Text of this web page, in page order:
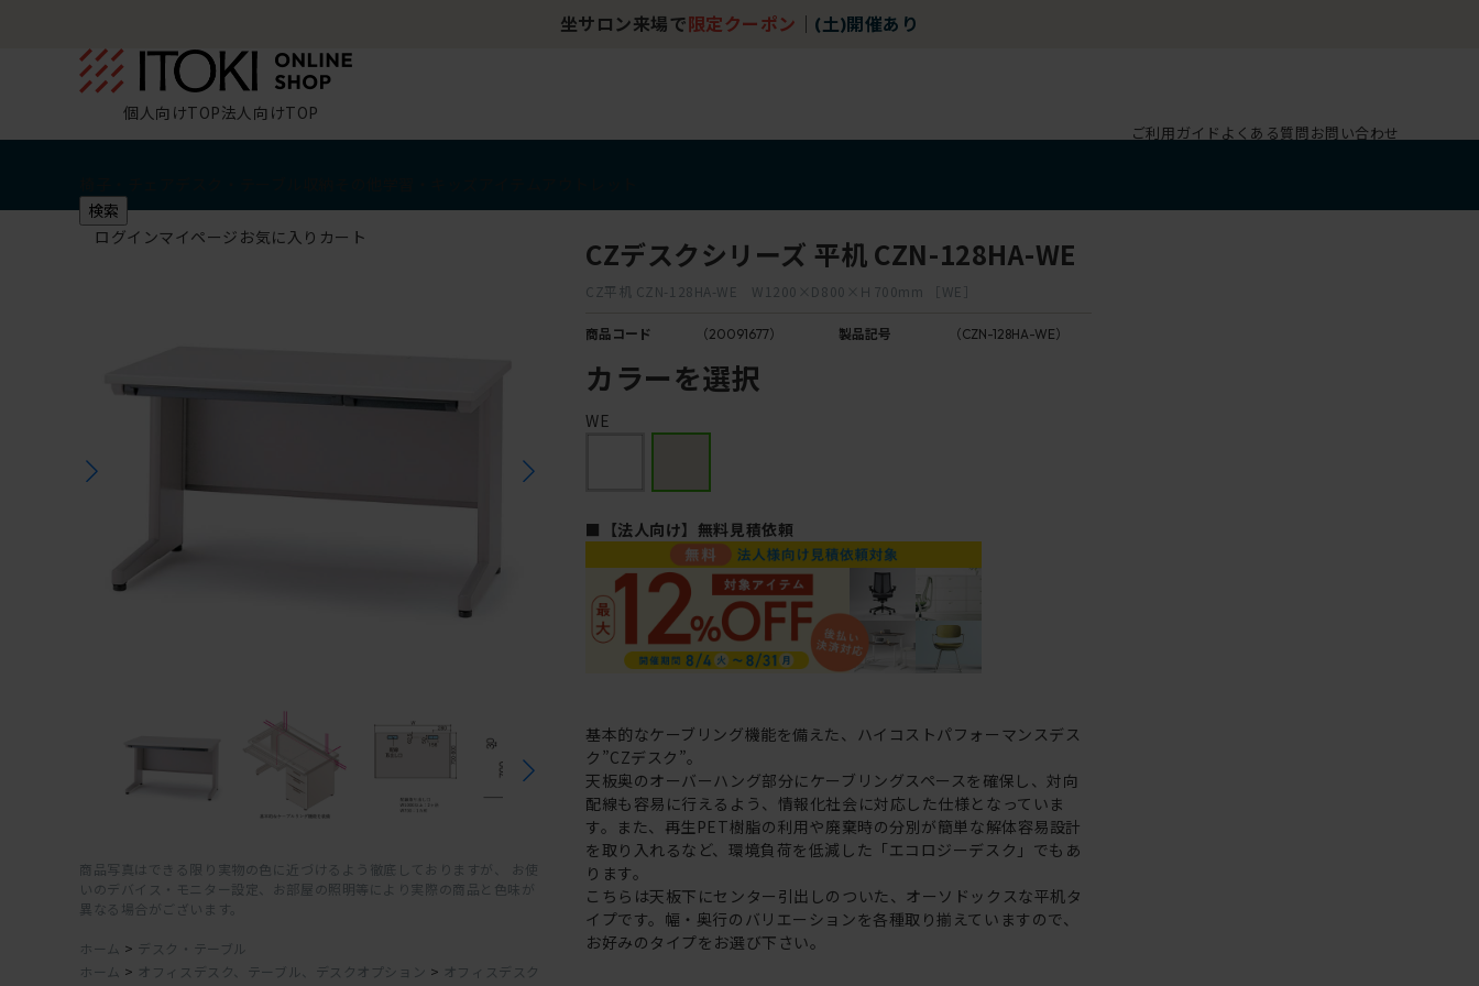
坐サロン来場で 限定クーポン (土)開催あり
個人向けTOP法人向けTOP
ご利用ガイド よくある質問お問い合わせ
検索
ログインマイページ お気に入り カート
商品写真はできる限り実物の色に近づけるよう徹底しておりますが、 お使
いのデバイス・モニター設定、お部屋の照明等により実際の商品と色味が
異なる場合がございます。
ホーム > デスク・テーブル
ホーム > オフィスデスク、テーブル、デスクオプション > オフィスデスク
CZデスクシリーズ 平机 CZN-128HA-WE
CZ平机 CZN-128HA-WE W1200×D800×Ｈ700mm ［WE］
商品コード （20091677） 製品記号 （CZN-128HA-WE）
カラーを選択
WE
■【法人向け】無料見積依頼
基本的なケーブリング機能を備えた、ハイコストパフォーマンスデス
ク”CZデスク”。
天板奥のオーバーハング部分にケーブリングスペースを確保し、対向
配線も容易に行えるよう、情報化社会に対応した仕様となっていま
す。また、再生PET樹脂の利用や廃棄時の分別が簡単な解体容易設計
を取り入れるなど、環境負荷を低減した「エコロジーデスク」でもあ
ります。
こちらは天板下にセンター引出しのついた、オーソドックスな平机タ
イプです。幅・奥行のバリエーションを各種取り揃えていますので、
お好みのタイプをお選び下さい。